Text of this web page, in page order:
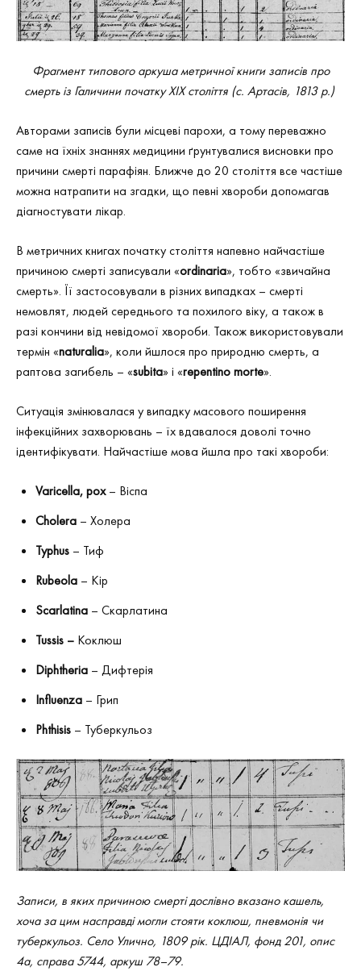
Фрагмент типового аркуша метричної книги записів про
смерть із Галичини початку ХІХ століття (с. Артасів, 1813 р.)
Авторами записів були місцеві парохи, а тому переважно
саме на їхніх знаннях медицини ґрунтувалися висновки про
причини смерті парафіян. Ближче до 20 століття все частіше
можна натрапити на згадки, що певні хвороби допомагав
діагностувати лікар.
В метричних книгах початку століття напевно найчастіше
причиною смерті записували «ordinaria», тобто «звичайна
смерть». Її застосовували в різних випадках – смерті
немовлят, людей середнього та похилого віку, а також в
разі кончини від невідомої хвороби. Також використовували
термін «naturalia», коли йшлося про природню смерть, а
раптова загибель – «subita» і «repentinomorte».
Ситуація змінювалася у випадку масового поширення
інфекційних захворювань – їх вдавалося доволі точно
ідентифікувати. Найчастіше мова йшла про такі хвороби:
Varicella,pox– Віспа
Cholera – Холера
Typhus – Тиф
Rubeola – Кір
Scarlatina – Скарлатина
Tussis – Коклюш
Diphtheria – Дифтерія
Influenza – Грип
Phthisis – Туберкульоз
Записи, в яких причиною смерті дослівно вказано кашель,
хоча за цим насправді могли стояти коклюш, пневмонія чи
туберкульоз. Село Улично, 1809 рік. ЦДІАЛ, фонд 201, опис
4а, справа 5744, аркуш 78–79.